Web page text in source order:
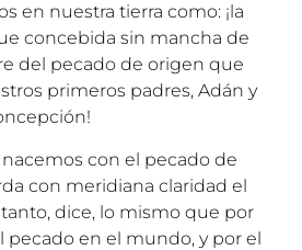
en nuestra tierra como: ¡la
concebida sin mancha de
del pecado de origen que
primeros padres, Adán y
con el pecado de
con meridiana claridad el
tanto, dice, lo mismo que por
en el mundo, y por el